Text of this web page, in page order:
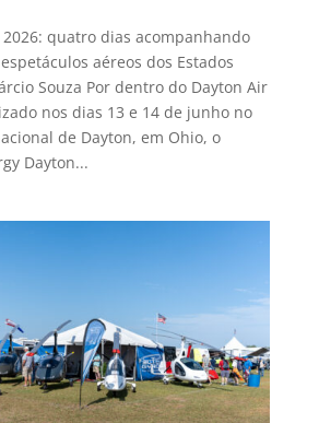
quatro dias acompanhando
aéreos dos Estados
Souza Por dentro do Dayton Air
nos dias 13 e 14 de junho no
de Dayton, em Ohio, o
Dayton...